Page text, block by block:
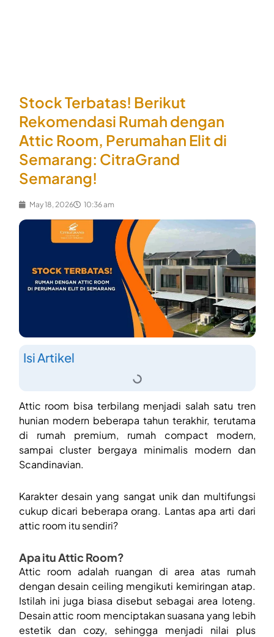
Stock Terbatas! Berikut
Rekomendasi Rumah dengan
Attic Room, Perumahan Elit di
Semarang: CitraGrand
Semarang!
May 18, 2026 10:36 am
Isi Artikel
Attic room bisa terbilang menjadi salah satu tren
hunian modern beberapa tahun terakhir, terutama
di rumah premium, rumah compact modern,
sampai cluster bergaya minimalis modern dan
Scandinavian.
Karakter desain yang sangat unik dan multifungsi
cukup dicari beberapa orang. Lantas apa arti dari
attic room itu sendiri?
Apa itu Attic Room?
Attic room adalah ruangan di area atas rumah
dengan desain ceiling mengikuti kemiringan atap.
Istilah ini juga biasa disebut sebagai area loteng.
Desain attic room menciptakan suasana yang lebih
estetik dan cozy, sehingga menjadi nilai plus